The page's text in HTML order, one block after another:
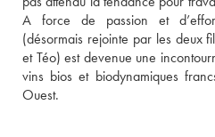
A force de passion et
(désormais rejointe par les deux
et Téo) est devenue une
vins bios et biodynamiques
Ouest.